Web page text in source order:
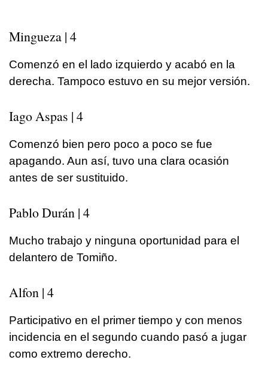
Mingueza | 4
Comenzó en el lado izquierdo y acabó en la
derecha. Tampoco estuvo en su mejor versión.
Iago Aspas | 4
Comenzó bien pero poco a poco se fue
apagando. Aun así, tuvo una clara ocasión
antes de ser sustituido.
Pablo Durán | 4
Mucho trabajo y ninguna oportunidad para el
delantero de Tomiño.
Alfon | 4
Participativo en el primer tiempo y con menos
incidencia en el segundo cuando pasó a jugar
como extremo derecho.